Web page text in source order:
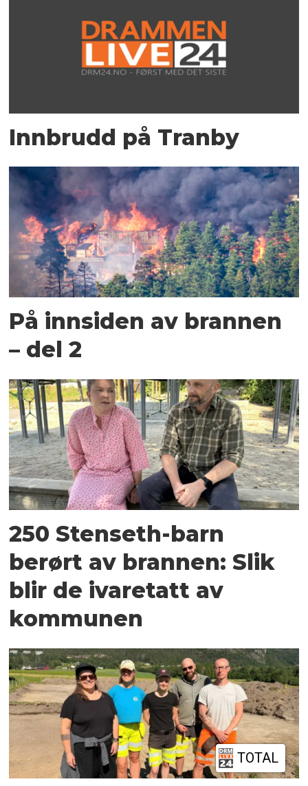
Innbrudd på Tranby
På innsiden av brannen
– del 2
250 Stenseth-barn
berørt av brannen: Slik
blir de ivaretatt av
kommunen
TOTAL